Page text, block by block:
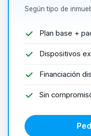
Según tipo de
Plan base +
Dispositivos
Financiación
Sin